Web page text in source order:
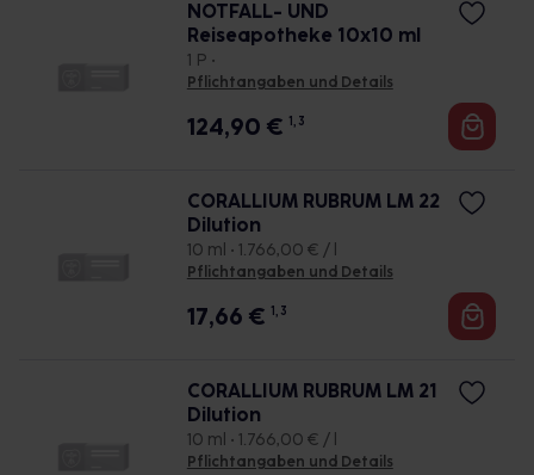
NOTFALL- UND
Reiseapotheke 10x10 ml
1 P •
Pflichtangaben und Details
124,90 € 1, 3
CORALLIUM RUBRUM LM 22
Dilution
10 ml • 1.766,00 € / l
Pflichtangaben und Details
17,66 € 1, 3
CORALLIUM RUBRUM LM 21
Dilution
10 ml • 1.766,00 € / l
Pflichtangaben und Details